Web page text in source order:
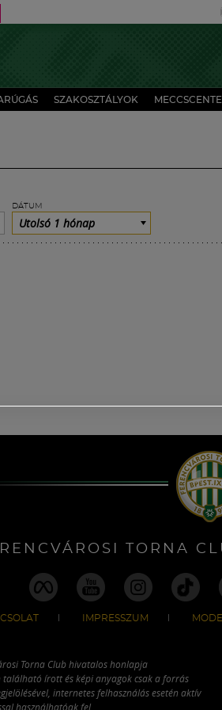
SZAKOSZTÁLYOK
DÁTUM
Utolsó 1 hónap
TORNA
IMPRESSZUM
Torna Club hivatalos honlapja
található írott és képi anyagok csak a forrás
internetes felhasználás esetén aktív
használhatóak fel.